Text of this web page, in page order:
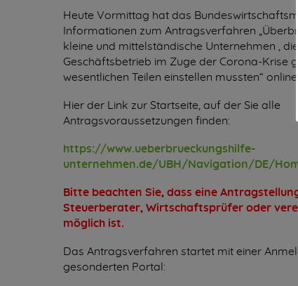
Heute Vormittag hat das
Informationen zum Antragsverfahren
kleine und mittelständische Unternehmen , die
Geschäftsbetrieb im Zuge der Corona-Krise
wesentlichen Teilen einstellen mussten“
Hier der Link zur Startseite, auf der Sie alle
Antragsvoraussetzungen finden:
https://www.ueberbrueckungshilfe-
unternehmen.de/UBH/Navigation/DE/
Bitte beachten Sie, dass eine
Steuerberater, Wirtschaftsprüfer oder
möglich ist.
Das Antragsverfahren startet mit einer
gesonderten Portal: